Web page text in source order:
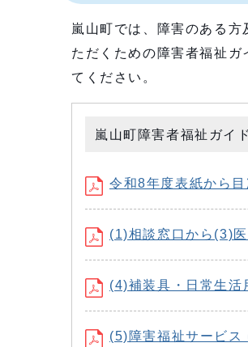
嵐山町では、障害のある
ただくための障害者福祉
てください。
嵐山町障害者福祉ガイド
令和8年度表紙から
(1)相談窓口から(3)
(4)補装具・日常生
(5)障害福祉サービ